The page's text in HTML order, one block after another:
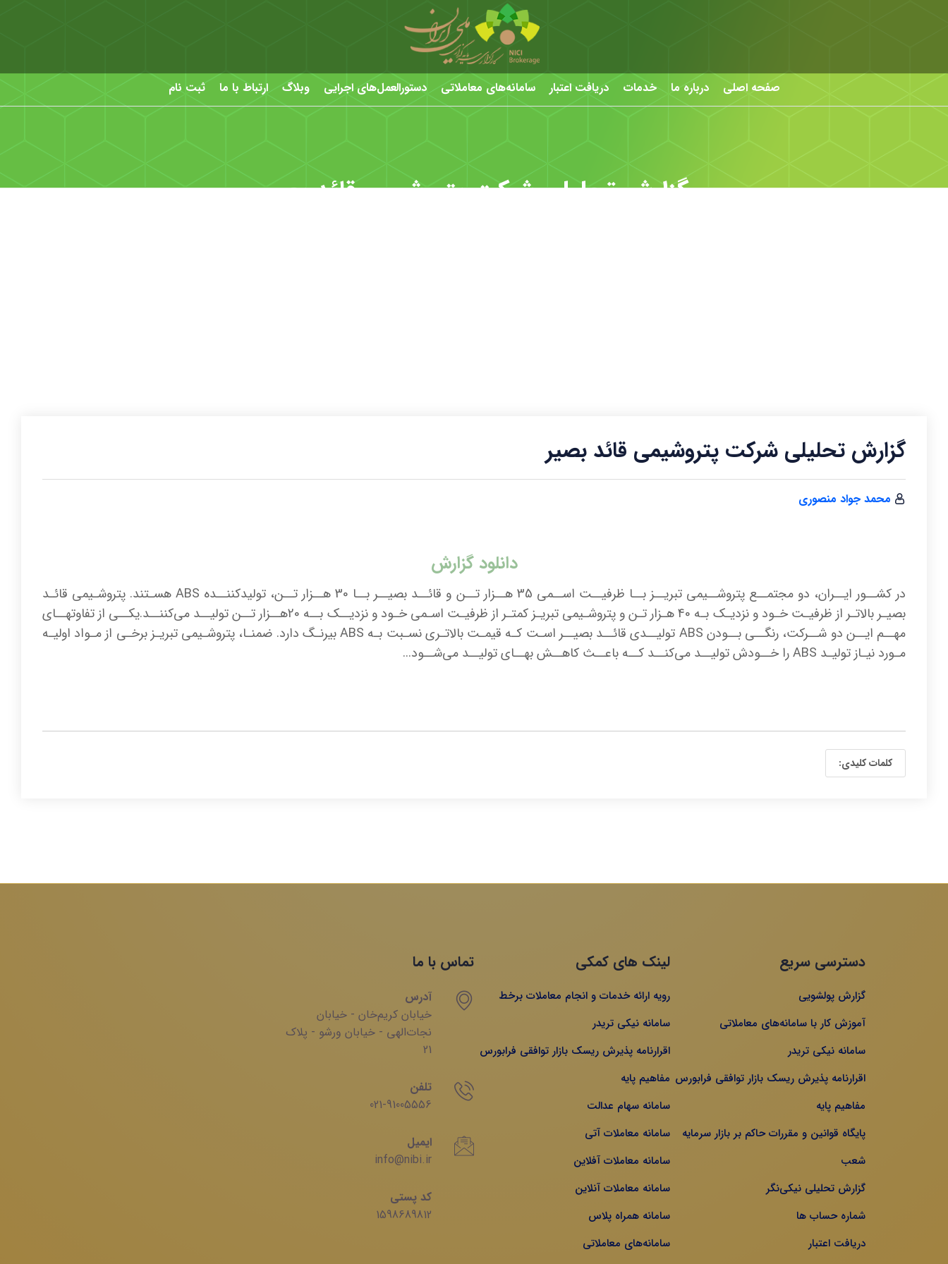
صفحه اصلی درباره ما خدمات دریافت اعتبار سامانه‌های معاملاتی دستورالعمل‌های اجرایی وبلاگ ارتباط با ما ثبت نام
گزارش تحلیلی شرکت پتروشیمی قائد بصیر
گزارش تحلیلی شرکت پتروشیمی قائد بصیر
محمد جواد منصوری
دانلود گزارش
در کشــور ایــران، دو مجتمــع پتروشــیمی تبریــز بــا ظرفیــت اســمی 35 هــزار تــن و قائــد بصیــر بــا 30 هــزار تــن، تولیدکننــده ABS هسـتند. پتروشـیمی قائـد
بصیـر بالاتـر از ظرفیـت خـود و نزدیـک بـه 40 هـزار تـن و پتروشـیمی تبریـز کمتـر از ظرفیـت اسـمی خـود و نزدیــک بــه 20هــزار تــن تولیــد می‌کننــد.یکــی از تفاوتهــای
مهــم ایــن دو شــرکت، رنگــی بــودن ABS تولیــدی قائــد بصیــر اسـت کـه قیمـت بالاتـری نسـبت بـه ABS بیرنـگ دارد. ضمنـا، پتروشـیمی تبریـز برخـی از مـواد اولیـه
مـورد نیـاز تولیـد ABS را خــودش تولیــد می‌کنــد کــه باعــث کاهــش بهــای تولیــد می‌شــود...
کلمات کلیدی:
دسترسی سریع
گزارش پولشویی
آموزش کار با سامانه‌های معاملاتی
سامانه نیکی تریدر
اقرارنامه پذیرش ریسک بازار توافقی فرابورس
مفاهیم پایه
پایگاه قوانین و مقررات حاکم بر بازار سرمایه
شعب
گزارش تحلیلی نیکی‌نگر
شماره حساب ها
دریافت اعتبار
لینک های کمکی
رویه ارائه خدمات و انجام معاملات برخط
سامانه نیکی تریدر
اقرارنامه پذیرش ریسک بازار توافقی فرابورس
مفاهیم پایه
سامانه سهام عدالت
سامانه معاملات آتی
سامانه معاملات آفلاین
سامانه معاملات آنلاین
سامانه همراه پلاس
سامانه‌های معاملاتی
تماس با ما
آدرس
خیابان‌ کریم‌‌خان - خیابان
‌نجات‌الهی - خیابان ‌ورشو - پلاک
21
تلفن
021-91005556
ایمیل
info@nibi.ir
کد پستی
1598689812